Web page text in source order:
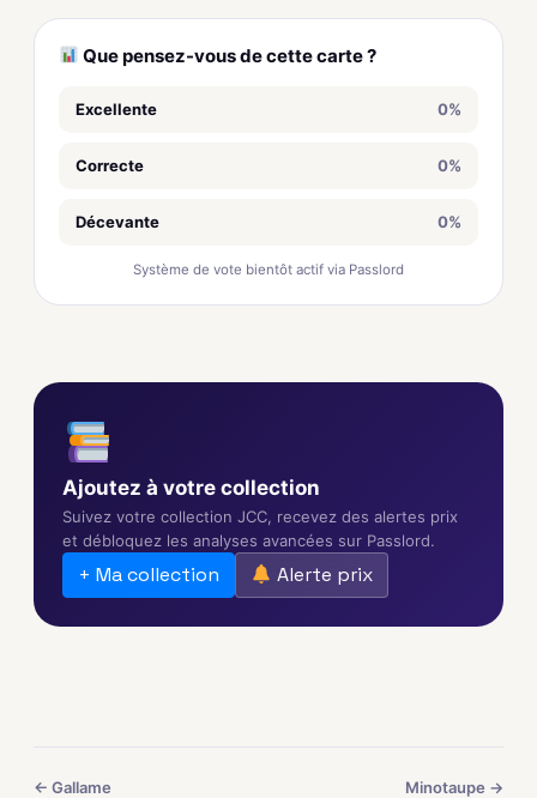
Que pensez-vous de cette carte ?
Excellente 0%
Correcte 0%
Décevante 0%
Système de vote bientôt actif via Passlord
Ajoutez à votre collection
Suivez votre collection JCC, recevez des alertes prix
et débloquez les analyses avancées sur Passlord.
+ Ma collection Alerte prix
← Gallame Minotaupe →